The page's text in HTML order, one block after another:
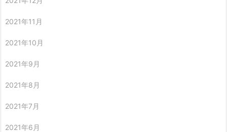
2021年11月
2021年10月
2021年9月
2021年8月
2021年7月
2021年6月